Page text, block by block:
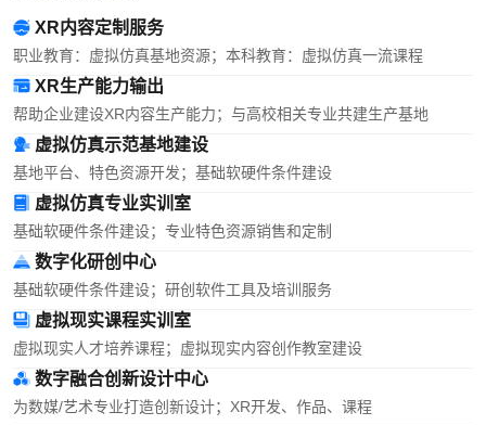
XR内容定制服务
职业教育：虚拟仿真基地资源；本科教育：虚拟仿真一流课程
XR生产能力输出
帮助企业建设XR内容生产能力；与高校相关专业共建生产基地
虚拟仿真示范基地建设
基地平台、特色资源开发；基础软硬件条件建设
虚拟仿真专业实训室
基础软硬件条件建设；专业特色资源销售和定制
数字化研创中心
基础软硬件条件建设；研创软件工具及培训服务
虚拟现实课程实训室
虚拟现实人才培养课程；虚拟现实内容创作教室建设
数字融合创新设计中心
为数媒/艺术专业打造创新设计；XR开发、作品、课程